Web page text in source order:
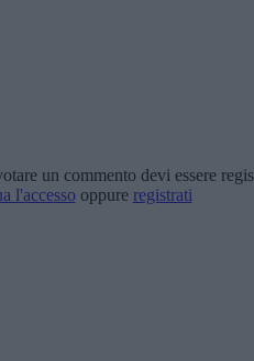
un commento devi essere
l'accesso oppure registrati